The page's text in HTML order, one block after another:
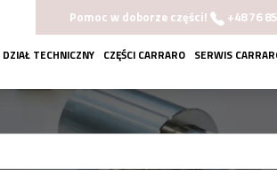
Pomoc w doborze części! +48 76
DZIAŁ TECHNICZNY CZĘŚCI CARRARO SERWIS